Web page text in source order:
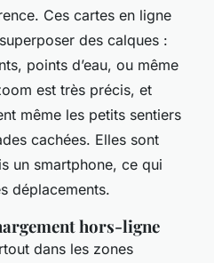
Ces cartes en ligne
des calques :
points d’eau, ou même
est très précis, et
même les petits sentiers
cachées. Elles sont
un smartphone, ce qui
déplacements.
hors-ligne
dans les zones